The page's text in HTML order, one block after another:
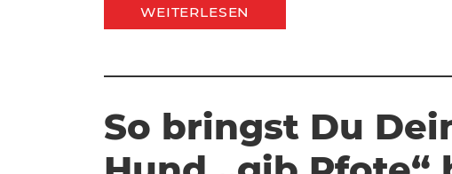
WEITERLESEN
So bringst Du